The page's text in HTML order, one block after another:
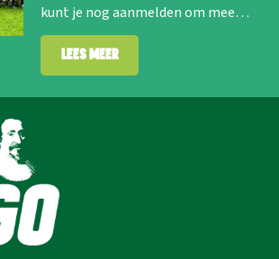
kunt je nog aanmelden om mee…
Lees meer